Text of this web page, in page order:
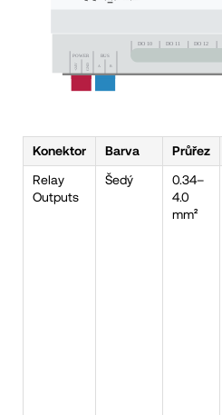
Konektor Barva Průřez
Relay
Outputs
Šedý
0.34–
4.0
mm²